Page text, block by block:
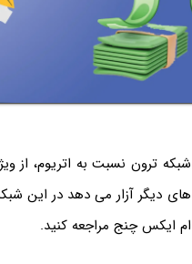
شبکه ترون نسبت به اتریوم، از
های دیگر آزار می دهد در این
ام ایکس چنج مراجعه کنید.